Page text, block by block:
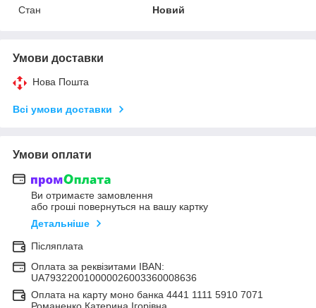
Стан
Новий
Умови доставки
Нова Пошта
Всі умови доставки
Умови оплати
Ви отримаєте замовлення
або гроші повернуться на вашу картку
Детальніше
Післяплата
Оплата за реквізитами IBAN:
UA793220010000026003360008636
Оплата на карту моно банка 4441 1111 5910 7071